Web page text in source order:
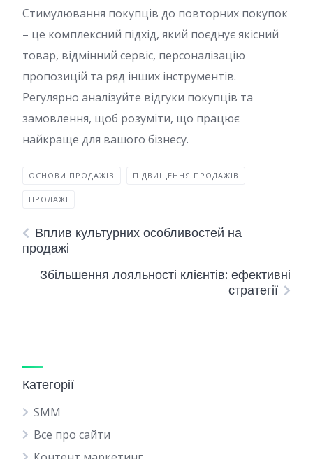
Стимулювання покупців до повторних покупок
– це комплексний підхід, який поєднує якісний
товар, відмінний сервіс, персоналізацію
пропозицій та ряд інших інструментів.
Регулярно аналізуйте відгуки покупців та
замовлення, щоб розуміти, що працює
найкраще для вашого бізнесу.
ОСНОВИ ПРОДАЖІВ ПІДВИЩЕННЯ ПРОДАЖІВ
ПРОДАЖІ
Вплив культурних особливостей на
продажі
Збільшення лояльності клієнтів: ефективні
стратегії
Категорії
SMM
Все про сайти